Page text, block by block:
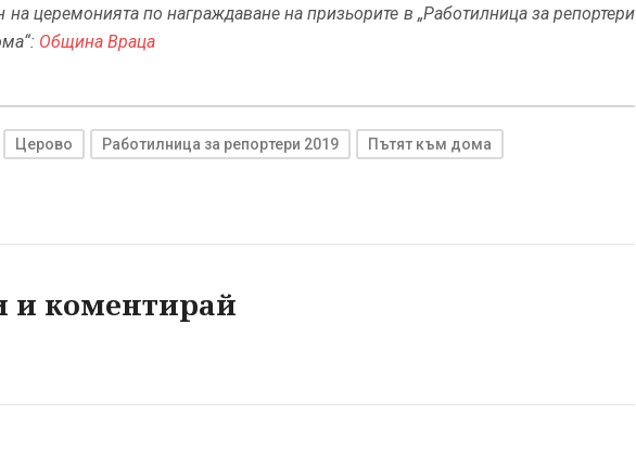
церемонията по награждаване на призьорите в „Работилница за репортери
Община Враца
Церово Работилница за репортери 2019 Пътят към дома
и коментирай